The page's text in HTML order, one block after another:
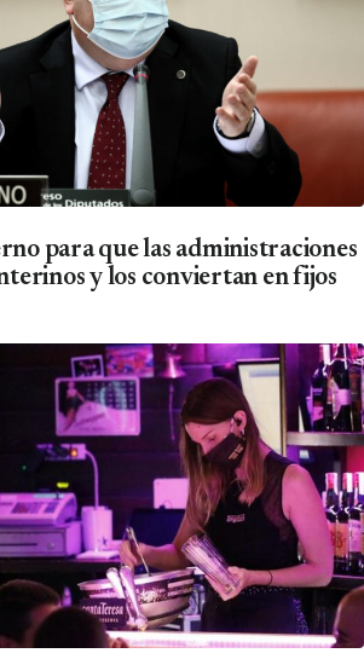
para que las administraciones
y los conviertan en fijos